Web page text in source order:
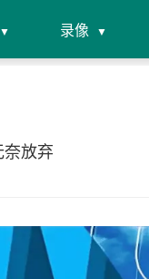
录像
放弃